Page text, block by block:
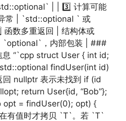
| | 3️⃣ 计算可能
常 | `std::optional ` 或
数多重返回 | 结构体或
，内部包装 | ###
息 “`cpp struct User { int id;
findUser(int id)
nullptr 表示未找到 if (id
return User{id, “Bob”};
opt = findUser(0); opt) {
有值时才拷贝 `T`。若 `T`